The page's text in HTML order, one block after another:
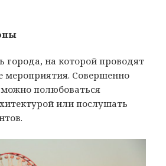
города, на которой проводят
мероприятия. Совершенно
можно полюбоваться
или послушать